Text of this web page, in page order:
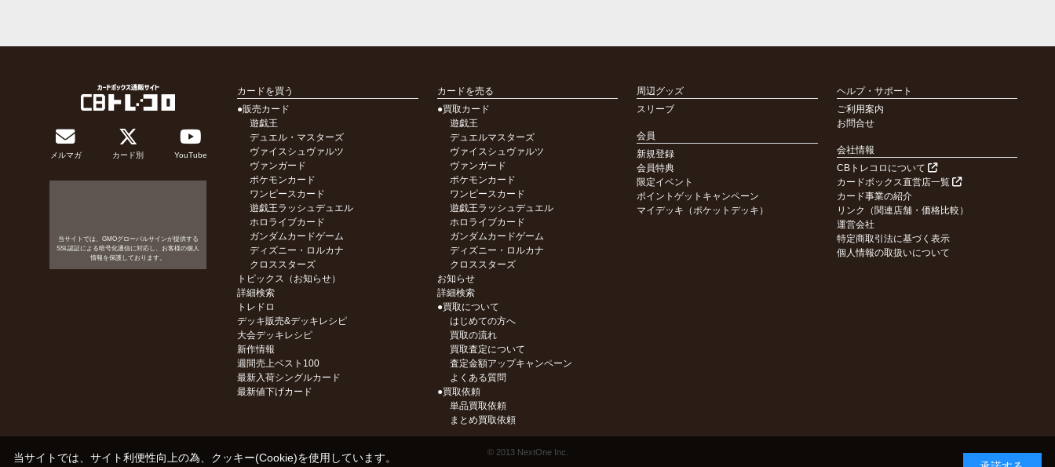
メルマガ カード別 YouTube
当サイトでは、GMOグローバルサインが提供する
SSL認証による暗号化通信に対応し、お客様の個人
情報を保護しております。
カードを買う
●販売カード
遊戯王
デュエル・マスターズ
ヴァイスシュヴァルツ
ヴァンガード
ポケモンカード
ワンピースカード
遊戯王ラッシュデュエル
ホロライブカード
ガンダムカードゲーム
ディズニー・ロルカナ
クロススターズ
トピックス（お知らせ）
詳細検索
トレドロ
デッキ販売&デッキレシピ
大会デッキレシピ
新作情報
週間売上ベスト100
最新入荷シングルカード
最新値下げカード
カードを売る
●買取カード
遊戯王
デュエルマスターズ
ヴァイスシュヴァルツ
ヴァンガード
ポケモンカード
ワンピースカード
遊戯王ラッシュデュエル
ホロライブカード
ガンダムカードゲーム
ディズニー・ロルカナ
クロススターズ
お知らせ
詳細検索
●買取について
はじめての方へ
買取の流れ
買取査定について
査定金額アップキャンペーン
よくある質問
●買取依頼
単品買取依頼
まとめ買取依頼
周辺グッズ
スリーブ
会員
新規登録
会員特典
限定イベント
ポイントゲットキャンペーン
マイデッキ（ポケットデッキ）
ヘルプ・サポート
ご利用案内
お問合せ
会社情報
CBトレコロについて
カードボックス直営店一覧
カード事業の紹介
リンク（関連店舗・価格比較）
運営会社
特定商取引法に基づく表示
個人情報の取扱いについて
© 2013 NextOne Inc.
当サイトでは、サイト利便性向上の為、クッキー(Cookie)を使用しています。